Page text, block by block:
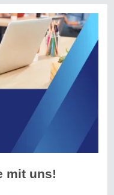
mit uns!